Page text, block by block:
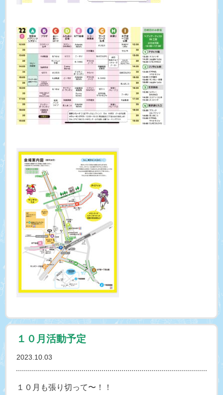
１０月活動予定
2023.10.03
１０月も張り切って〜！！